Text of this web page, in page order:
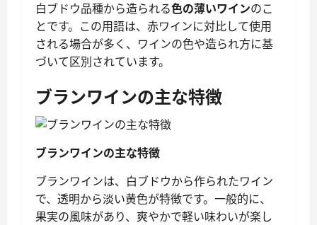
白ブドウ品種から造られる色の薄いワインのこ
とです。この用語は、赤ワインに対比して使用
される場合が多く、ワインの色や造られ方に基
づいて区別されています。
ブランワインの主な特徴
ブランワインの主な特徴
ブランワインは、白ブドウから作られたワイン
で、透明から淡い黄色が特徴です。一般的に、
果実の風味があり、爽やかで軽い味わいが楽し